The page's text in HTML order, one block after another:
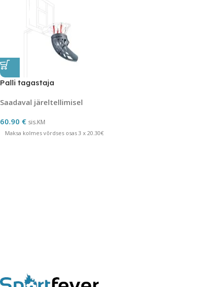
Palli tagastaja
Saadaval järeltellimisel
60.90 € sis.KM
Maksa kolmes võrdses osas 3 x 20.30€